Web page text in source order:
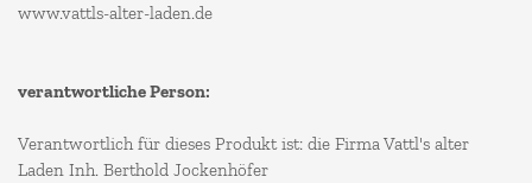
www.vattls-alter-laden.de
verantwortliche Person:
Verantwortlich für dieses Produkt ist: die Firma Vattl's alter
Laden Inh. Berthold Jockenhöfer